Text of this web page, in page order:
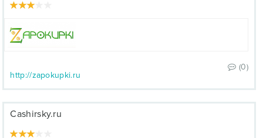
(0)
http://zapokupki.ru
Cashirsky.ru